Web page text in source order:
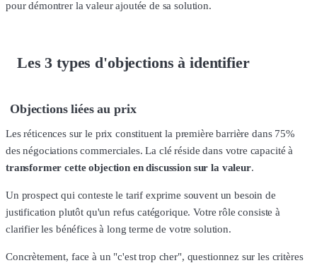
pour démontrer la valeur ajoutée de sa solution.
Les 3 types d'objections à identifier
Objections liées au prix
Les réticences sur le prix constituent la première barrière dans 75%
des négociations commerciales. La clé réside dans votre capacité à
transformer cette objection en discussion sur la valeur.
Un prospect qui conteste le tarif exprime souvent un besoin de
justification plutôt qu'un refus catégorique. Votre rôle consiste à
clarifier les bénéfices à long terme de votre solution.
Concrètement, face à un "c'est trop cher", questionnez sur les critères